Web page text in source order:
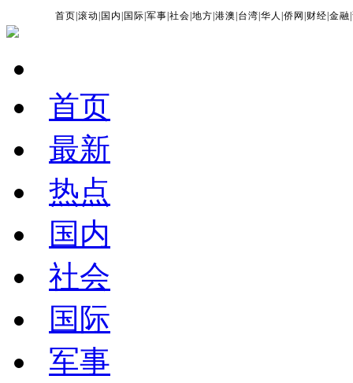
首页 |滚动 国内 国际 |军事 |社会 |地方 |港澳 台湾 |华人 |侨网 财经 |金融 |
首页
最新
热点
国内
社会
国际
军事